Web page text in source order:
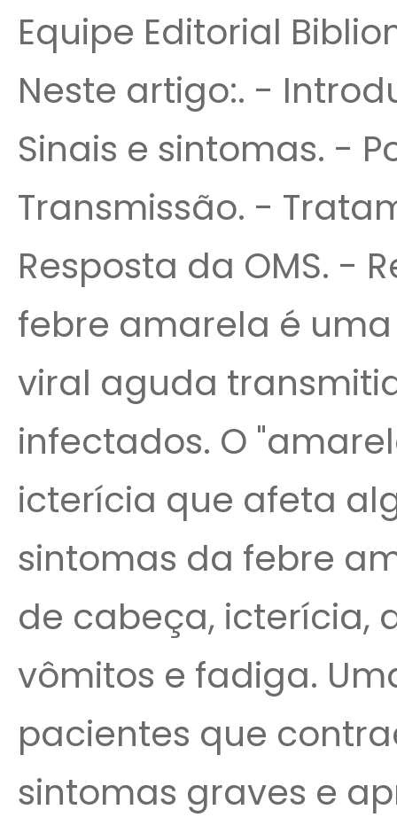
Equipe Editorial
Neste artigo:. -
Sinais e sintomas. -
Transmissão. -
Resposta da OMS. -
febre amarela é
viral aguda
infectados. O
icterícia que afeta
sintomas da febre
de cabeça, icterícia,
vômitos e fadiga.
pacientes que
sintomas graves e